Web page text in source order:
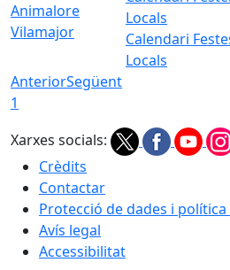
Animalore
Vilamajor
Calendari
Locals
AnteriorSegüent
1
Xarxes socials:
Crèdits
Contactar
Protecció de dades i
Avís legal
Accessibilitat